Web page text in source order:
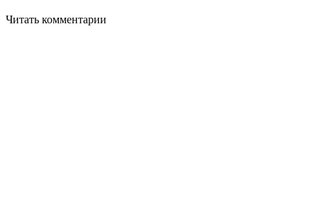
Читать комментарии